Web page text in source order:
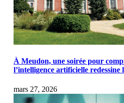
À Meudon, une soirée pour
l’intelligence artificielle redessine
mars 27, 2026